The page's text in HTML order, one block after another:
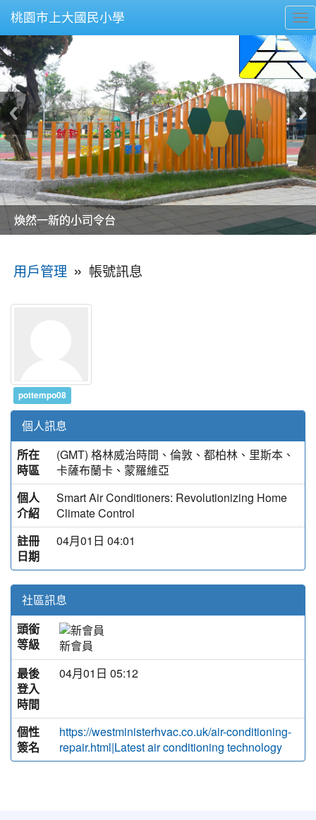
桃園市上大國民小學
美麗的操場是我們活力的來源
美麗的操場是我們活力的來源
煥然一新的小司令台
煥然一新的小司令台
富含桃園埤塘田園風光意象的中廊
富含桃園埤塘田園風光意象的中廊
嶄新的中庭廣場
嶄新的中庭廣場
水生池生生不息
水生池生生不息
用戶管理 » 帳號訊息
pottempo08
個人訊息
所在
時區
(GMT) 格林威治時間、倫敦、都柏林、里斯本、
卡薩布蘭卡、蒙羅維亞
個人
介紹
Smart Air Conditioners: Revolutionizing Home
Climate Control
註冊
日期
04月01日 04:01
社區訊息
頭銜
等級
新會員
最後
登入
時間
04月01日 05:12
個性
簽名
https://westministerhvac.co.uk/air-conditioning-
repair.html|Latest air conditioning technology